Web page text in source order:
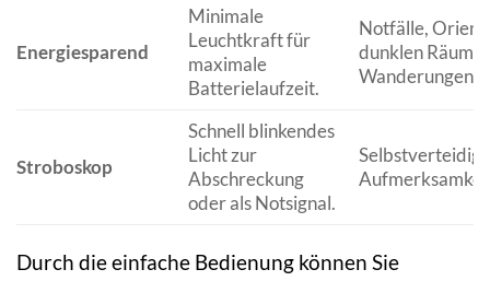
Energiesparend
Minimale
Leuchtkraft für
maximale
Batterielaufzeit.
Notfälle,
dunklen
Wanderungen.
Stroboskop
Schnell blinkendes
Licht zur
Abschreckung
oder als Notsignal.
Durch die einfache Bedienung können Sie